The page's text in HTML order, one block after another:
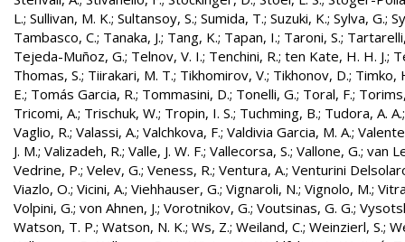
L.; Sullivan, M. K.; Sultansoy, S.; Sumida, T.; Suzuki, K.; Sylva, G.;
Tambasco, C.; Tanaka, J.; Tang, K.; Tapan, I.; Taroni, S.;
Tejeda-Muñoz, G.; Telnov, V. I.; Tenchini, R.; ten Kate, H. H. J.;
Thomas, S.; Tiirakari, M. T.; Tikhomirov, V.; Tikhonov, D.; Timko,
E.; Tomás Garcia, R.; Tommasini, D.; Tonelli, G.; Toral, F.;
Tricomi, A.; Trischuk, W.; Tropin, I. S.; Tuchming, B.; Tudora, A. A.
Vaglio, R.; Valassi, A.; Valchkova, F.; Valdivia Garcia, M. A.;
J. M.; Valizadeh, R.; Valle, J. W. F.; Vallecorsa, S.; Vallone, G.; van
Vedrine, P.; Velev, G.; Veness, R.; Ventura, A.; Venturini
Viazlo, O.; Vicini, A.; Viehhauser, G.; Vignaroli, N.; Vignolo, M.;
Volpini, G.; von Ahnen, J.; Vorotnikov, G.; Voutsinas, G. G.;
Watson, T. P.; Watson, N. K.; Ws, Z.; Weiland, C.; Weinzierl, S.;